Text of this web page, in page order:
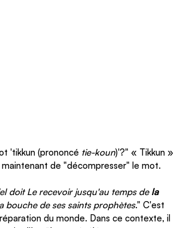
'tikkun (prononcé tie-koun)'?" « Tikkun »
de "décompresser" le mot.
doit Le recevoir jusqu'au temps de la
de ses saints prophètes." C'est
du monde. Dans ce contexte, il